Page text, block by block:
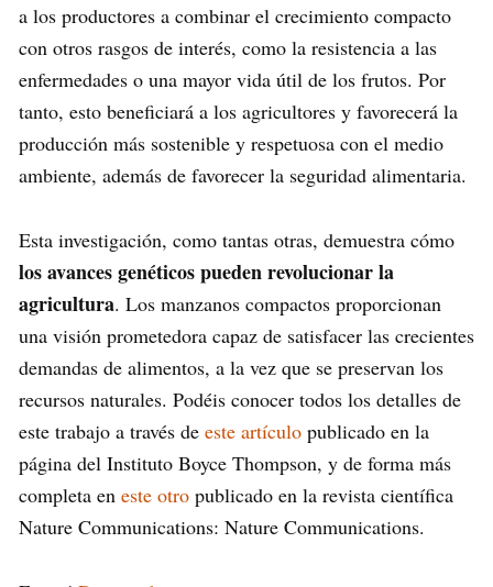
a los productores a combinar el crecimiento compacto
con otros rasgos de interés, como la resistencia a las
enfermedades o una mayor vida útil de los frutos. Por
tanto, esto beneficiará a los agricultores y favorecerá la
producción más sostenible y respetuosa con el medio
ambiente, además de favorecer la seguridad alimentaria.
Esta investigación, como tantas otras, demuestra cómo
los avances genéticos pueden revolucionar la
agricultura. Los manzanos compactos proporcionan
una visión prometedora capaz de satisfacer las crecientes
demandas de alimentos, a la vez que se preservan los
recursos naturales. Podéis conocer todos los detalles de
este trabajo a través de este artículo publicado en la
página del Instituto Boyce Thompson, y de forma más
completa en este otro publicado en la revista científica
Nature Communications: Nature Communications.